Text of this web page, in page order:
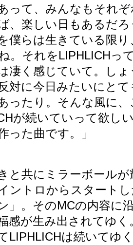
って、みんなもそれ
、楽しい日もあるだ
僕らは生きている限
。それをLIPHLICHっ
凄く感じていて。し
対に今日みたいにと
ったり。そんな風に
が続いていって欲し
った曲です。」
と共にミラーボール
ントロからスタート
」。そのMCの内容に
感が生み出されてゆく
LIPHLICHは続いてゆ